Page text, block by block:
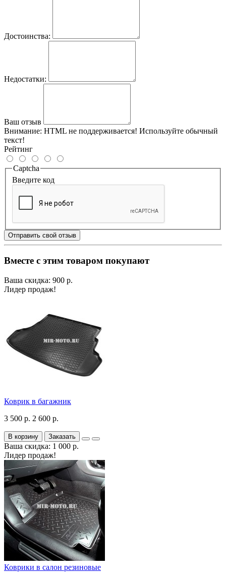
Достоинства:
Недостатки:
Ваш отзыв
Внимание: HTML не поддерживается! Используйте обычный
текст!
Рейтинг
Captcha
Введите код
Отправить свой отзыв
Вместе с этим товаром покупают
Ваша скидка: 900 р.
Лидер продаж!
Коврик в багажник
3 500 р. 2 600 р.
В корзину Заказать
Ваша скидка: 1 000 р.
Лидер продаж!
Коврики в салон резиновые